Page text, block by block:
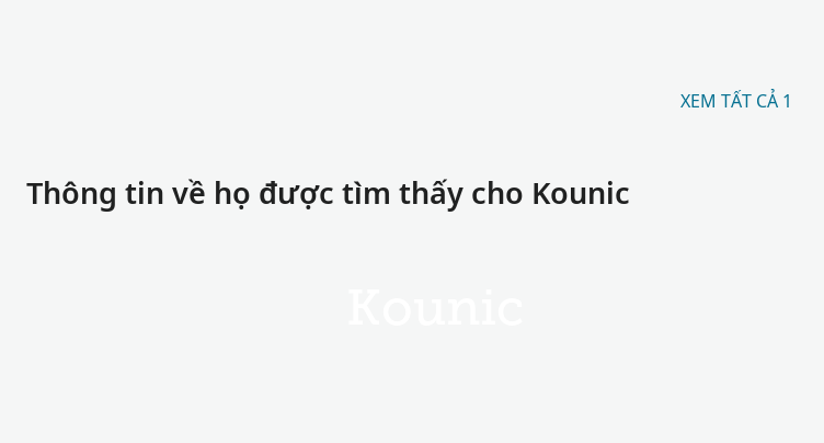
XEM TẤT CẢ 1
Thông tin về họ được tìm thấy cho Kounic